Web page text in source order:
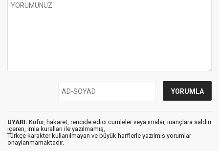
UYARI: Küfür, hakaret, rencide edici cümleler veya imalar, inançlara saldırı
içeren, imla kuralları ile yazılmamış,
Türkçe karakter kullanılmayan ve büyük harflerle yazılmış yorumlar
onaylanmamaktadır.